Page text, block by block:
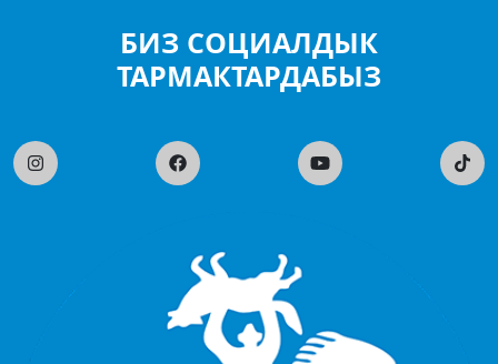
БИЗ СОЦИАЛДЫК
ТАРМАКТАРДАБЫЗ